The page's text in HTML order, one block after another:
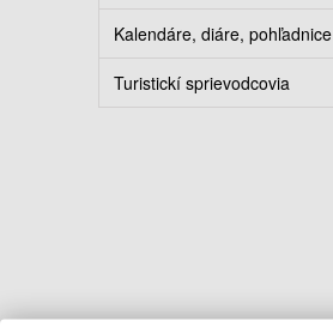
Kalendáre, diáre, pohľadnice
Turistickí sprievodcovia